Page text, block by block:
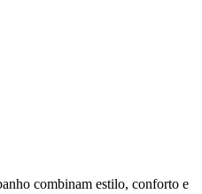
combinam estilo, conforto e